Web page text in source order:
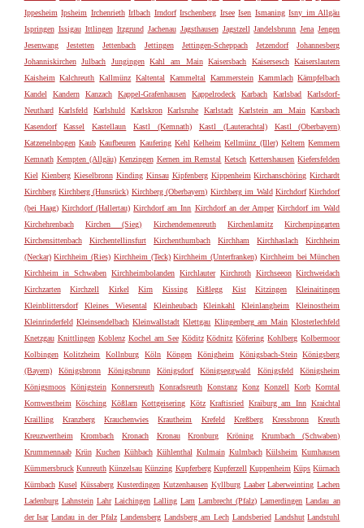
Ippesheim Ipsheim Irchenrieth Irlbach Irndorf Irschenberg Irsee Isen Ismaning Isny im Allgäu
Ispringen Issigau Ittlingen Itzgrund Jachenau Jagsthausen Jagstzell Jandelsbrunn Jena Jengen
Jesenwang
Jestetten Jettenbach Jettingen Jettingen-Scheppach Jetzendorf
Johannesberg
Johanniskirchen
Julbach Jungingen Kahl am Main Kaisersbach Kaisersesch
Kaiserslautern
Kaisheim Kalchreuth Kallmünz Kaltental Kammeltal Kammerstein Kammlach Kämpfelbach
Kandel
Kandern Kanzach Kappel-Grafenhausen Kappelrodeck Karbach Karlsbad
Karlsdorf-
Neuthard
Karlsfeld Karlshuld Karlskron Karlsruhe Karlstadt Karlstein am Main
Karsbach
Kasendorf
Kassel Kastellaun Kastl (Kemnath) Kastl (Lauterachtal)
Kastl (Oberbayern)
Katzenelnbogen Kaub Kaufbeuren Kaufering Kehl Kelheim Kellmünz (Iller) Keltern Kemmern
Kemnath Kempten (Allgäu) Kenzingen Kernen im Remstal Ketsch Kettershausen Kiefersfelden
Kiel Kienberg Kieselbronn Kinding Kinsau Kipfenberg Kippenheim Kirchanschöring Kirchardt
Kirchberg Kirchberg (Hunsrück) Kirchberg (Oberbayern) Kirchberg im Wald Kirchdorf Kirchdorf
(bei Haag) Kirchdorf (Hallertau) Kirchdorf am Inn Kirchdorf an der Amper Kirchdorf im Wald
Kirchehrenbach
Kirchen (Sieg) Kirchendemenreuth Kirchenlamitz
Kirchenpingarten
Kirchensittenbach
Kirchentellinsfurt Kirchenthumbach Kirchham Kirchhaslach
Kirchheim
(Neckar) Kirchheim (Ries) Kirchheim (Teck) Kirchheim (Unterfranken) Kirchheim bei München
Kirchheim in Schwaben Kirchheimbolanden Kirchlauter Kirchroth Kirchseeon Kirchweidach
Kirchzarten
Kirchzell Kirkel Kirn Kissing Kißlegg Kist Kitzingen
Kleinaitingen
Kleinblittersdorf
Kleines Wiesental Kleinheubach Kleinkahl Kleinlangheim
Kleinostheim
Kleinrinderfeld Kleinsendelbach Kleinwallstadt Klettgau Klingenberg am Main Klosterlechfeld
Knetzgau Knittlingen Koblenz Kochel am See Köditz Ködnitz Köfering Kohlberg Kolbermoor
Kolbingen
Kolitzheim Kollnburg Köln Köngen Königheim Königsbach-Stein
Königsberg
(Bayern)
Königsbronn Königsbrunn Königsdorf Königseggwald Königsfeld
Königsheim
Königsmoos Königstein Konnersreuth Konradsreuth Konstanz Konz Konzell Korb Korntal
Kornwestheim Kösching Kößlarn Kottgeisering Kötz Kraftisried Kraiburg am Inn Kraichtal
Krailling
Kranzberg Krauchenwies Krautheim Krefeld Kreßberg Kressbronn
Kreuth
Kreuzwertheim
Krombach Kronach Kronau Kronburg Kröning
Krumbach (Schwaben)
Krummennaab Krün Kuchen Kühbach Kühlenthal Kulmain Kulmbach Külsheim Kumhausen
Kümmersbruck Kunreuth Künzelsau Künzing Kupferberg Kupferzell Kuppenheim Küps Kürnach
Kürnbach Kusel Küssaberg Kusterdingen Kutzenhausen Kyllburg Laaber Laberweinting Lachen
Ladenburg Lahnstein Lahr Laichingen Lalling Lam Lambrecht (Pfalz) Lamerdingen Landau an
der Isar Landau in der Pfalz Landensberg Landsberg am Lech Landsberied Landshut Landstuhl